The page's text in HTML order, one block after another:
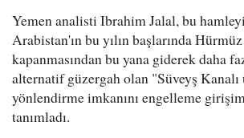
Yemen analisti Ibrahim Jalal, bu
Arabistan'ın bu yılın başlarında
kapanmasından bu yana giderek daha
alternatif güzergah olan "Süveyş
yönlendirme imkanını engelleme
tanımladı.